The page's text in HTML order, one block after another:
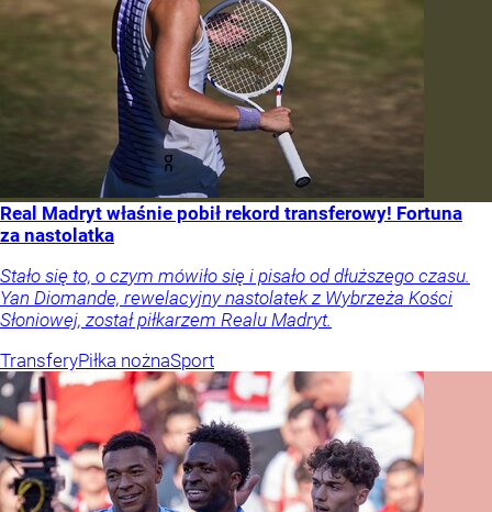
Real Madryt właśnie pobił rekord transferowy! Fortuna
za nastolatka
Stało się to, o czym mówiło się i pisało od dłuższego czasu.
Yan Diomande, rewelacyjny nastolatek z Wybrzeża Kości
Słoniowej, został piłkarzem Realu Madryt.
TransferyPiłka nożnaSport